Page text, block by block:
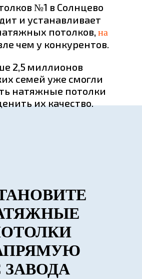
№1 в Солнцево
и устанавливает
потолков,на
чем у конкурентов.
2,5 миллионов
семей уже смогли
натяжные потолки
их качество.
ЗАВОДА